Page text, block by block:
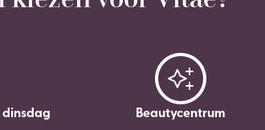
Beautycentrum